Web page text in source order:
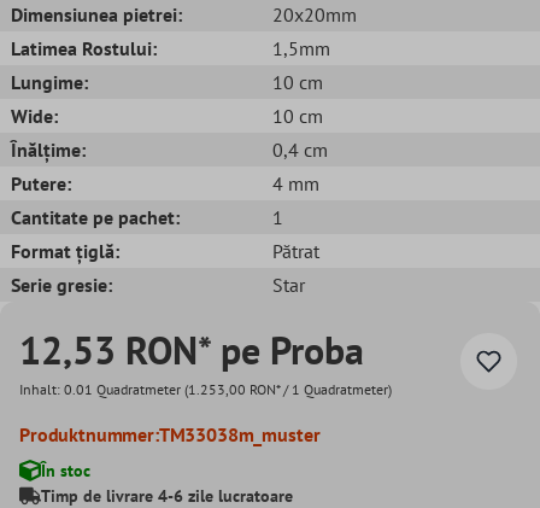
Dimensiunea pietrei:
20x20mm
Latimea Rostului:
1,5mm
Lungime:
10 cm
Wide:
10 cm
Înălțime:
0,4 cm
Putere:
4 mm
Cantitate pe pachet:
1
Format țiglă:
Pătrat
Serie gresie:
Star
12,53 RON* pe Proba
Inhalt: 0.01 Quadratmeter (1.253,00 RON* / 1 Quadratmeter)
Produktnummer:TM33038m_muster
În stoc
Timp de livrare 4-6 zile lucratoare